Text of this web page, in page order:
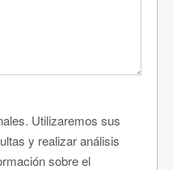
sus
y realizar análisis
sobre el